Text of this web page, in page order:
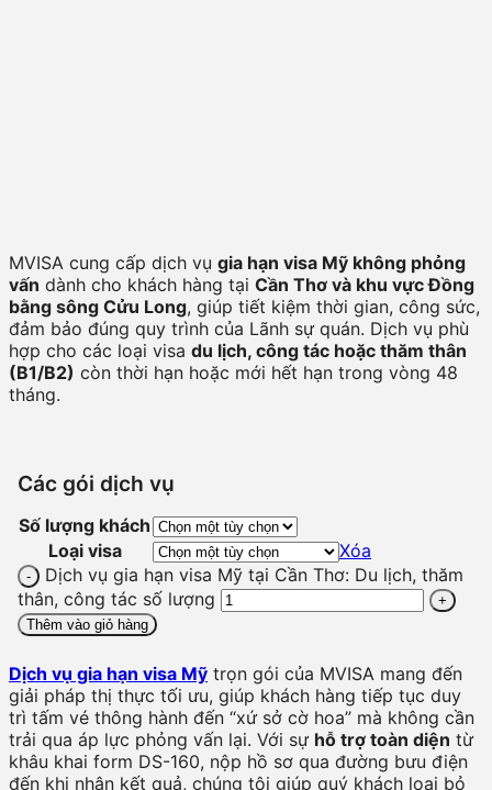
MVISA cung cấp dịch vụ gia hạn visa Mỹ không phỏng
vấn dành cho khách hàng tại Cần Thơ và khu vực Đồng
bằng sông Cửu Long, giúp tiết kiệm thời gian, công sức,
đảm bảo đúng quy trình của Lãnh sự quán. Dịch vụ phù
hợp cho các loại visa du lịch, công tác hoặc thăm thân
(B1/B2) còn thời hạn hoặc mới hết hạn trong vòng 48
tháng.
Các gói dịch vụ
Số lượng khách
Loại visa
Xóa
Dịch vụ gia hạn visa Mỹ tại Cần Thơ: Du lịch, thăm
thân, công tác số lượng
Thêm vào giỏ hàng
Dịch vụ gia hạn visa Mỹ trọn gói của MVISA mang đến
giải pháp thị thực tối ưu, giúp khách hàng tiếp tục duy
trì tấm vé thông hành đến “xứ sở cờ hoa” mà không cần
trải qua áp lực phỏng vấn lại. Với sự hỗ trợ toàn diện từ
khâu khai form DS-160, nộp hồ sơ qua đường bưu điện
đến khi nhận kết quả, chúng tôi giúp quý khách loại bỏ